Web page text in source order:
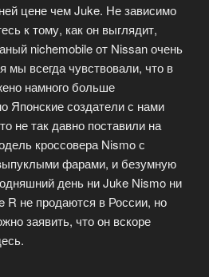
цене чем Juke. Не зависимо
к тому, как он выглядит,
nichemobile от Nissan очень
мы всегда чувствовали, что в
намного больше
Японские создатели с нами
не так давно поставили на
кроссовера Nismo с
фарами, и безумную
день ни Juke Nismo ни
R не продаются в России, но
заявить, что он вскоре